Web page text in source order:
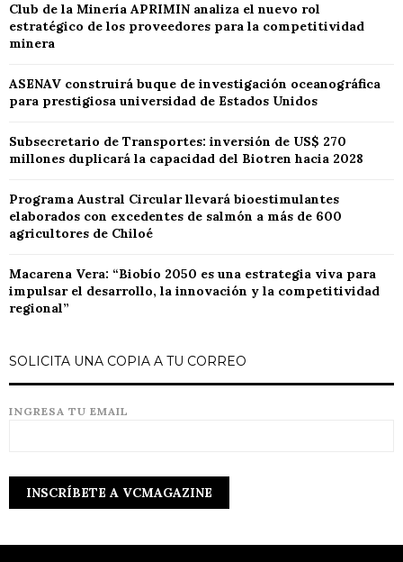
Club de la Minería APRIMIN analiza el nuevo rol
estratégico de los proveedores para la competitividad
minera
ASENAV construirá buque de investigación oceanográfica
para prestigiosa universidad de Estados Unidos
Subsecretario de Transportes: inversión de US$ 270
millones duplicará la capacidad del Biotren hacia 2028
Programa Austral Circular llevará bioestimulantes
elaborados con excedentes de salmón a más de 600
agricultores de Chiloé
Macarena Vera: “Biobío 2050 es una estrategia viva para
impulsar el desarrollo, la innovación y la competitividad
regional”
SOLICITA UNA COPIA A TU CORREO
INGRESA TU EMAIL